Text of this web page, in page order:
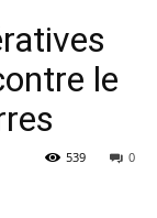
le
0
539